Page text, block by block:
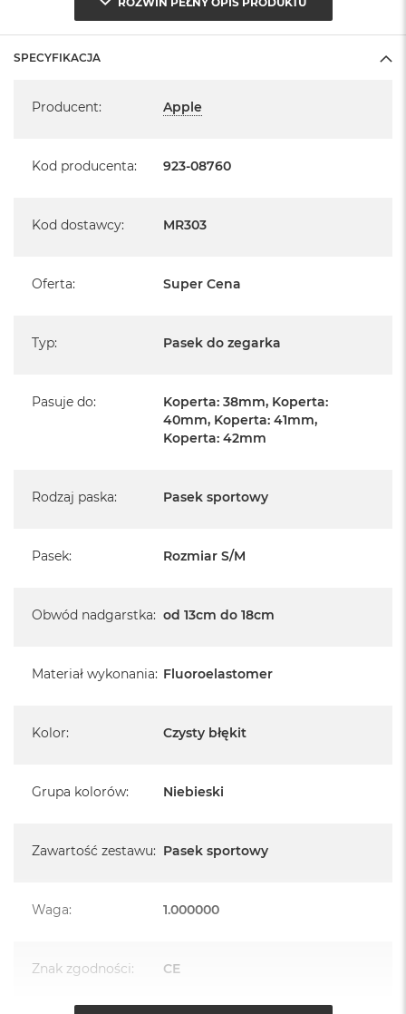
i
a
c
o
r
k
A
B
k
A
M
a
o
i
2
c
SPECYFIKACJA
Producent: Apple
Kod producenta: 923-08760
Kod dostawcy: MR303
Oferta: Super Cena
Typ: Pasek do zegarka
Pasuje do:
Koperta: 38mm, Koperta:
40mm, Koperta: 41mm,
Koperta: 42mm
Rodzaj paska: Pasek sportowy
Pasek: Rozmiar S/M
Obwód nadgarstka: od 13cm do 18cm
Materiał wykonania: Fluoroelastomer
Kolor: Czysty błękit
Grupa kolorów: Niebieski
Zawartość zestawu: Pasek sportowy
Waga: 1.000000
Znak zgodności: CE